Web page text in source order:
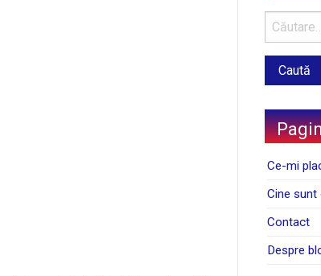
Ce-mi
Cine sunt
Contact
Despre